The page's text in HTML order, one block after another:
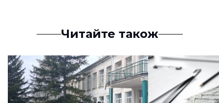
Читайте також